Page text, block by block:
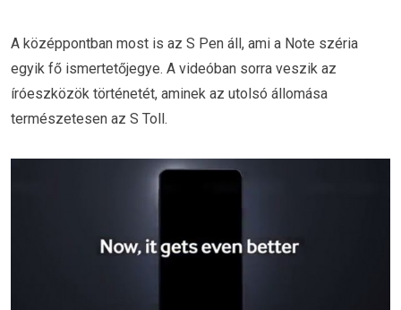
A középpontban most is az S Pen áll, ami a Note széria
egyik fő ismertetőjegye. A videóban sorra veszik az
íróeszközök történetét, aminek az utolsó állomása
természetesen az S Toll.